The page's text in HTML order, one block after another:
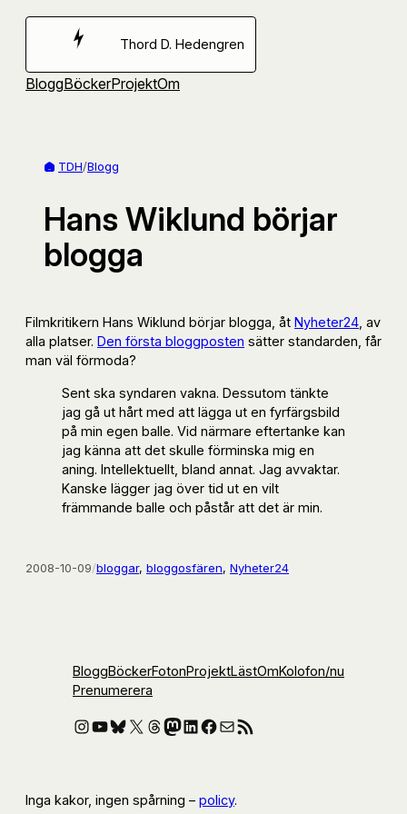
Hoppa
Thord D. Hedengren
BloggBöckerProjektOm
TDH/Blogg
Hans Wiklund börjar
blogga
Filmkritikern Hans Wiklund börjar blogga, åt Nyheter24 , av
alla platser. Den första bloggposten sätter standarden, får
man väl förmoda?
Sent ska syndaren vakna. Dessutom tänkte
jag gå ut hårt med att lägga ut en fyrfärgsbild
på min egen balle. Vid närmare eftertanke kan
jag känna att det skulle förminska mig en
aning. Intellektuellt, bland annat. Jag avvaktar.
Kanske lägger jag över tid ut en vilt
främmande balle och påstår att det är min.
2008-10-09/bloggar, bloggosfären, Nyheter24
BloggBöckerFotonProjektLästOmKolofon/nu
Prenumerera
Instagram
YouTube
Bluesky
X Threads
Mastodon
LinkedIn
Facebook
E-postRSS-flöde
Inga kakor, ingen spårning – policy.